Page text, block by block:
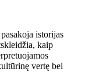
istorijas
kaip
vertę bei